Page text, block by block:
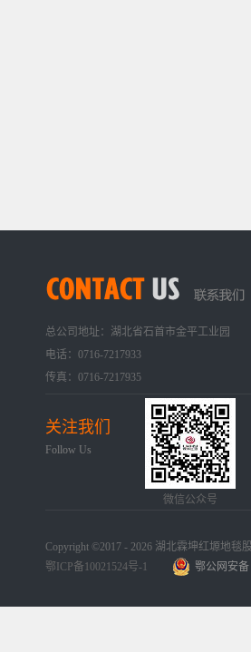
Copyright ©2017 - 2026 湖北霖坤红塬地毯
鄂ICP备10021524号-1
总公司地址：湖北省石首市金平工业园
电话：0716-7217933
传真：0716-7217935
鄂公网安备
关注我们
Follow Us
微信公众号